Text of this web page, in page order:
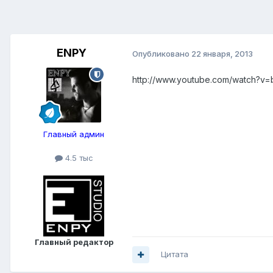
ENPY
Главный админ
4.5 тыс
Главный редактор
Опубликовано 22 января, 2013
http://www.youtube.com/
Цитата